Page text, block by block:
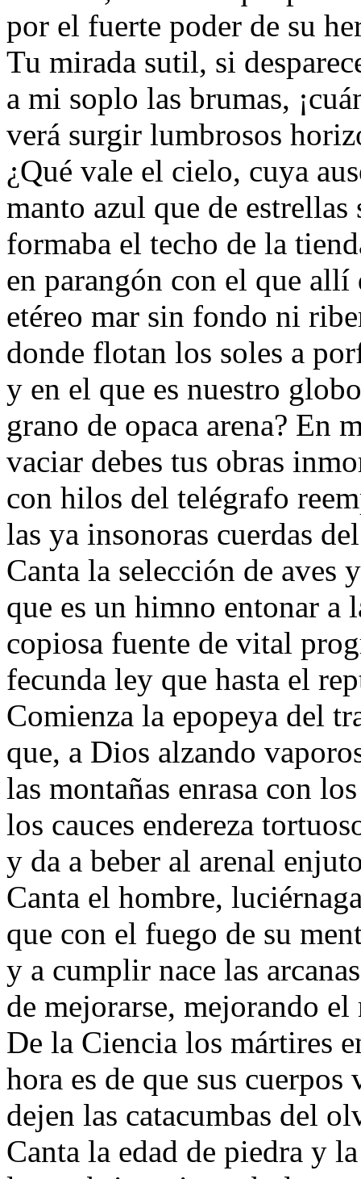
por el fuerte poder de su
Tu mirada sutil, si
a mi soplo las brumas,
verá surgir lumbrosos
¿Qué vale el cielo, cuya
manto azul que de estrellas
formaba el techo de la
en parangón con el que allí
etéreo mar sin fondo ni
donde flotan los soles a
y en el que es nuestro
grano de opaca arena? En
vaciar debes tus obras
con hilos del telégrafo
las ya insonoras cuerdas
Canta la selección de aves
que es un himno entonar a
copiosa fuente de vital
fecunda ley que hasta el
Comienza la epopeya del
que, a Dios alzando
las montañas enrasa con
los cauces endereza
y da a beber al arenal
Canta el hombre,
que con el fuego de su
y a cumplir nace las
de mejorarse, mejorando el
De la Ciencia los mártires
hora es de que sus cuerpos
dejen las catacumbas del
Canta la edad de piedra y